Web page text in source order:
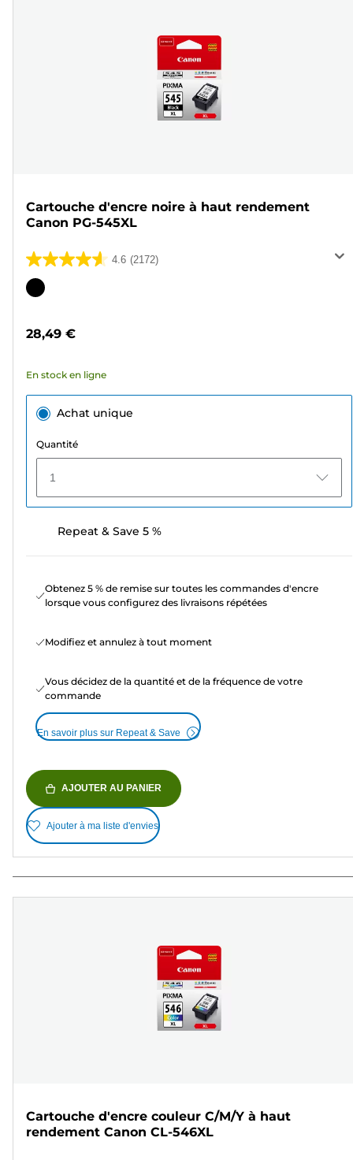
Cartouche d'encre noire à haut rendement
Canon PG-545XL
4.6 (2172)
4.6
sur
2172
Cartouche
28,49 €
En stock en ligne
Achat unique
Quantité
1
Repeat & Save 5 %
Obtenez 5 % de remise sur toutes les commandes d'encre
lorsque vous configurez des livraisons répétées
Modifiez et annulez à tout moment
Vous décidez de la quantité et de la fréquence de votre
commande
En savoir plus sur Repeat & Save
AJOUTER AU PANIER
Ajouter à ma liste d'envies
Cartouche d'encre couleur C/M/Y à haut
rendement Canon CL-546XL